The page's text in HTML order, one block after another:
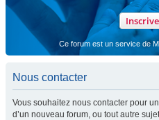
Ce forum est un service de
Nous contacter
Vous souhaitez nous contacter pour
d’un nouveau forum, ou tout autre